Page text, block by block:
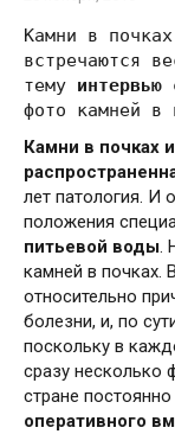
Камни в
встречаются
тему интервью
фото камней в
Камни в почках
лет патология. И
положения
питьевой воды.
камней в почках.
относительно
болезни, и, по
поскольку в
сразу несколько
стране постоянно
оперативного